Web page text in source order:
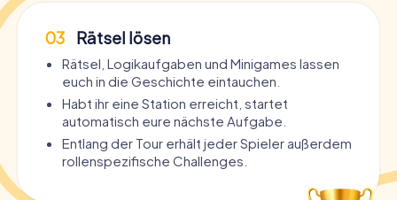
03 Rätsel lösen
Rätsel, Logikaufgaben und Minigames lassen
euch in die Geschichte eintauchen.
Habt ihr eine Station erreicht, startet
automatisch eure nächste Aufgabe.
Entlang der Tour erhält jeder Spieler außerdem
rollenspezifische Challenges.